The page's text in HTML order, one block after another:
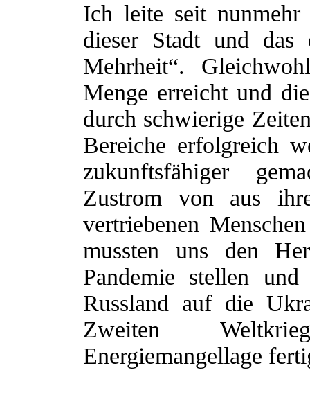
Ich leite seit nunmehr
dieser Stadt und das
Mehrheit“.
Menge erreicht und
durch schwierige
Bereiche erfolgreich
zukunftsfähiger
Zustrom von aus
vertriebenen
mussten uns den
Pandemie stellen
Russland auf die
Zweiten
Energiemangellage